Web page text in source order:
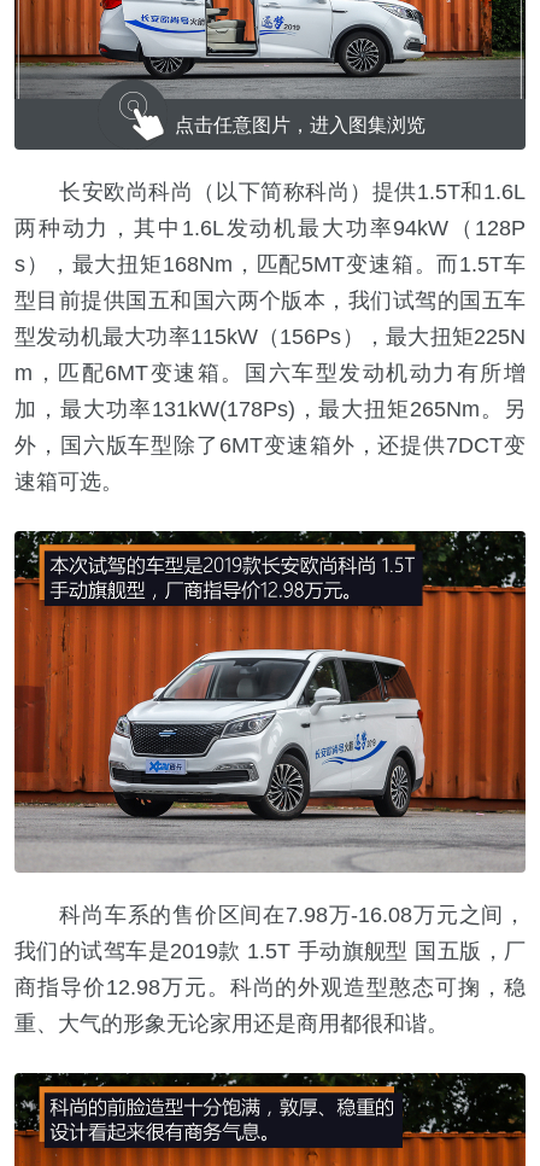
点击任意图片，进入图集浏览
长安欧尚科尚（以下简称科尚）提供1.5T和1.6L
两种动力，其中1.6L发动机最大功率94kW（128P
s），最大扭矩168Nm，匹配5MT变速箱。而1.5T车
型目前提供国五和国六两个版本，我们试驾的国五车
型发动机最大功率115kW（156Ps），最大扭矩225N
m，匹配6MT变速箱。国六车型发动机动力有所增
加，最大功率131kW(178Ps)，最大扭矩265Nm。另
外，国六版车型除了6MT变速箱外，还提供7DCT变
速箱可选。
科尚车系的售价区间在7.98万-16.08万元之间，
我们的试驾车是2019款 1.5T 手动旗舰型 国五版，厂
商指导价12.98万元。科尚的外观造型憨态可掬，稳
重、大气的形象无论家用还是商用都很和谐。